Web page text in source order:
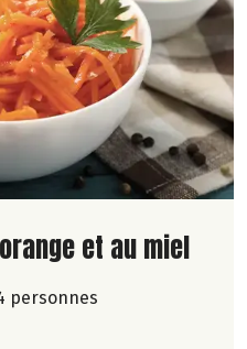
et au miel
personnes